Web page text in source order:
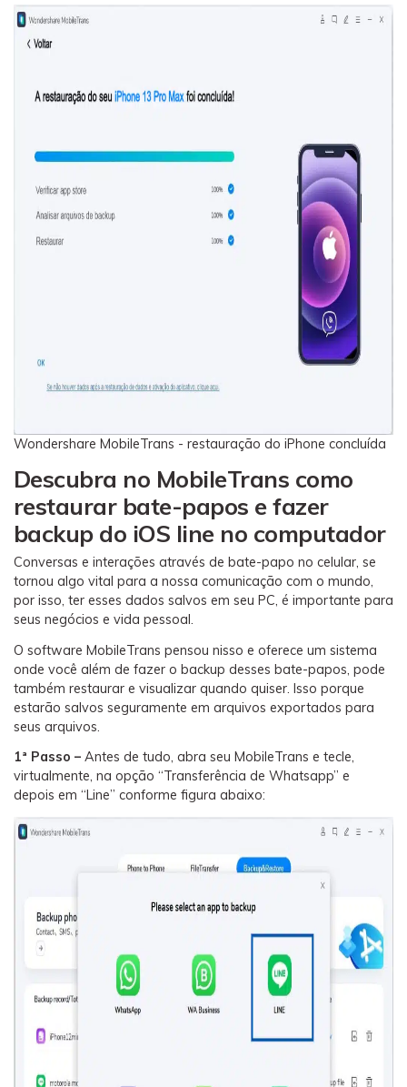
Wondershare MobileTrans - restauração do iPhone concluída
Descubra no MobileTrans como
restaurar bate-papos e fazer
backup do iOS line no computador
Conversas e interações através de bate-papo no celular, se
tornou algo vital para a nossa comunicação com o mundo,
por isso, ter esses dados salvos em seu PC, é importante para
seus negócios e vida pessoal.
O software MobileTrans pensou nisso e oferece um sistema
onde você além de fazer o backup desses bate-papos, pode
também restaurar e visualizar quando quiser. Isso porque
estarão salvos seguramente em arquivos exportados para
seus arquivos.
1ª Passo – Antes de tudo, abra seu MobileTrans e tecle,
virtualmente, na opção “Transferência de Whatsapp” e
depois em “Line” conforme figura abaixo: